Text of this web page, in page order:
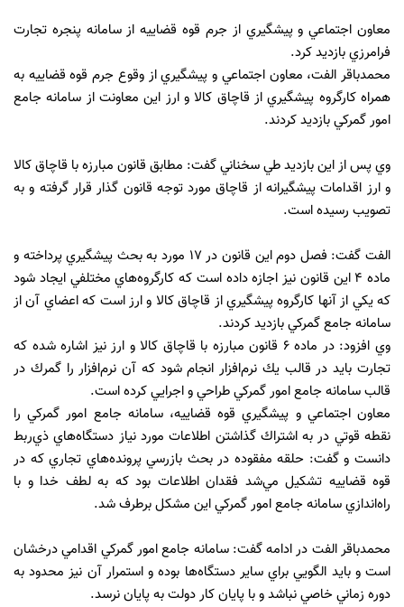
معاون اجتماعي و پيشگيري از جرم قوه قضاييه از سامانه پنجره تجارت
فرامرزي بازديد كرد.
محمدباقر الفت، معاون اجتماعي و پيشگيري از وقوع جرم قوه قضاييه به
همراه كارگروه پيشگيري از قاچاق كالا و ارز اين معاونت از سامانه جامع
امور گمركي بازديد كردند.
وي پس از اين بازديد طي سخناني گفت: مطابق قانون مبارزه با قاچاق كالا
و ارز اقدامات پيشگيرانه از قاچاق مورد توجه قانون گذار قرار گرفته و به
تصويب رسيده است.
الفت گفت: فصل دوم اين قانون در 17 مورد به بحث پيشگيري پرداخته و
ماده 4 اين قانون نيز اجازه داده است كه كارگروه‌هاي مختلفي ايجاد شود
كه يكي از آنها كارگروه پيشگيري از قاچاق كالا و ارز است كه اعضاي آن از
سامانه جامع گمركي بازديد كردند.
وي افزود: در ماده 6 قانون مبارزه با قاچاق كالا و ارز نيز اشاره شده كه
تجارت بايد در قالب يك نرم‌افزار انجام شود كه آن نرم‌افزار را گمرك در
قالب سامانه جامع امور گمركي طراحي و اجرايي كرده است.
معاون اجتماعي و پيشگيري قوه قضاييه، سامانه جامع امور گمركي را
نقطه قوتي در به اشتراك گذاشتن اطلاعات مورد نياز دستگاه‌هاي ذي‌ربط
دانست و گفت: حلقه مفقوده در بحث بازرسي پرونده‌هاي تجاري كه در
قوه قضاييه تشكيل مي‌شد فقدان اطلاعات بود كه به لطف خدا و با
راه‌اندازي سامانه جامع امور گمركي اين مشكل برطرف شد.
محمدباقر الفت در ادامه گفت: سامانه جامع امور گمركي اقدامي درخشان
است و بايد الگويي براي ساير دستگاه‌ها بوده و استمرار آن نيز محدود به
دوره زماني خاصي نباشد و با پايان كار دولت به پايان نرسد.